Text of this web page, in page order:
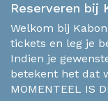
Reserveren bij
Welkom bij
tickets en leg je
Indien je
betekent het dat
MOMENTEEL IS